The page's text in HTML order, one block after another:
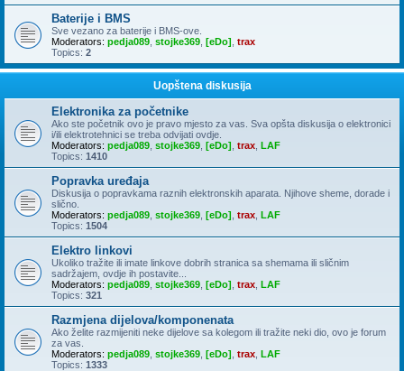
Baterije i BMS
Sve vezano za baterije i BMS-ove.
Moderators: pedja089 stojke369 [eDo] trax
Topics: 2
Uopštena diskusija
Elektronika za početnike
Ako ste početnik ovo je pravo mjesto za vas. Sva opšta diskusija o elektronici
i/ili elektrotehnici se treba odvijati ovdje.
Moderators: pedja089 stojke369 [eDo] trax LAF
Topics: 1410
Popravka uređaja
Diskusija o popravkama raznih elektronskih aparata. Njihove sheme, dorade i
slično.
Moderators: pedja089 stojke369 [eDo] trax LAF
Topics: 1504
Elektro linkovi
Ukoliko tražite ili imate linkove dobrih stranica sa shemama ili sličnim
sadržajem, ovdje ih postavite...
Moderators: pedja089 stojke369 [eDo] trax LAF
Topics: 321
Razmjena dijelova/komponenata
Ako želite razmijeniti neke dijelove sa kolegom ili tražite neki dio, ovo je forum
za vas.
Moderators: pedja089 stojke369 [eDo] trax LAF
Topics: 1333